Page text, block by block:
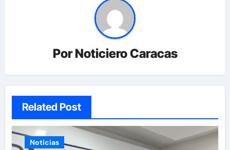
PorNoticiero Caracas
Related Post
Noticias